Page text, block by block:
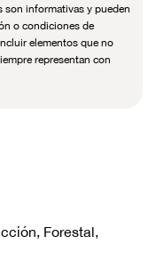
son informativas y pueden
o condiciones de
elementos que no
representan con
Forestal,